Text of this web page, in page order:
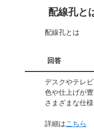
配線孔と
配線孔とは
回答
デスクやテレ
色や仕上げが
さまざまな仕
詳細はこちら